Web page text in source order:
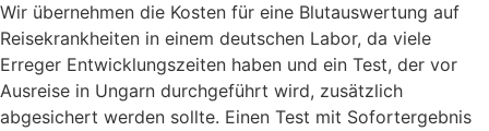
Wir übernehmen die Kosten für eine Blutauswertung auf
Reisekrankheiten in einem deutschen Labor, da viele
Erreger Entwicklungszeiten haben und ein Test, der vor
Ausreise in Ungarn durchgeführt wird, zusätzlich
abgesichert werden sollte. Einen Test mit Sofortergebnis